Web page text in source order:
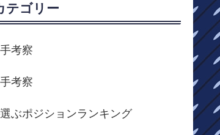
テゴリー
考察
考察
ぶポジションランキング